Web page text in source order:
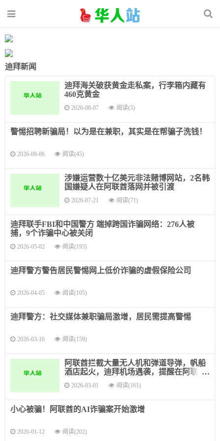
迪拜新闻
迪拜海关破获黄金走私案，行李箱内藏有
460克黄金
2026-08-07 阅读(5)
警惕招聘新骗局！以为是在兼职，其实是在帮骗子洗钱！
2026-08-06 阅读(45)
涉嫌运营数十亿美元非法赌博网站，2名韩
国嫌疑人在阿联酋落网并被引渡
2026-07-21 阅读(71)
迪拜联手FBI和中国警方 端掉跨国诈骗网络：276人被
捕，9个诈骗中心被关闭
2026-05-02 阅读(193)
迪拜警方警告居民警惕网上低价诈骗的虚假保险公司
2026-04-05 阅读(105)
迪拜警方：社交媒体兼职骗局激增，居民需提高警惕
2026-03-16 阅读(159)
阿联酋拦截大量无人机和弹道导弹，帆船
酒店起火，迪拜机场遇袭，提醒在阿联酋
中国公民加强安全防范
2026-03-01 阅读(161)
小心被骗！阿联酋的AI诈骗案开始激增
2026-01-12 阅读(202)